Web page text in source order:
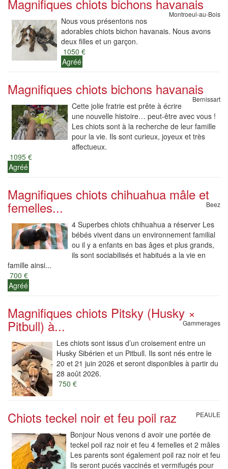
Magnifiques chiots bichons havanais
Montroeul-au-Bois
Nous vous présentons nos
adorables chiots bichon havanais. Nous avons
deux filles et un garçon.
1050 €
Agréé
Magnifiques chiots bichons havanais
Bernissart
Cette jolie fratrie est prête à écrire
une nouvelle histoire… peut-être avec vous !
Les chiots sont à la recherche de leur famille
pour la vie. Ils sont curieux, joyeux et très
affectueux.
1095 €
Agréé
Magnifiques chiots chihuahua mâle et
femelles... Beez
4 Superbes chiots chihuahua a réserver Les
bébés vivent dans un environnement familial
ou il y a enfants en bas âges et plus grands,
ils sont sociabilisés et habitués a la vie en
famille ainsi...
700 €
Agréé
Magnifiques chiots Pitsky (Husky ×
Pitbull) à... Gammerages
Les chiots sont issus d’un croisement entre un
Husky Sibérien et un Pitbull. Ils sont nés entre le
20 et 21 juin 2026 et seront disponibles à partir du
28 août 2026.
750 €
Chiots teckel noir et feu poil raz PEAULE
Bonjour Nous venons d avoir une portée de
teckel poil raz noir et feu 4 femelles et 2 mâles
Les parents sont également poil raz noir et feu
Ils seront pucés vaccinés et vermifugés pour